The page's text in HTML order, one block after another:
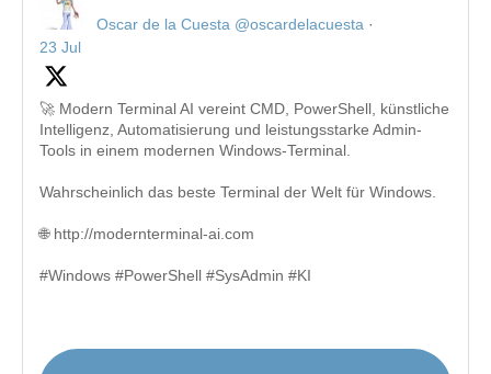
Oscar de la Cuesta @oscardelacuesta ·
23 Jul
🚀 Modern Terminal AI vereint CMD, PowerShell, künstliche
Intelligenz, Automatisierung und leistungsstarke Admin-
Tools in einem modernen Windows-Terminal.
Wahrscheinlich das beste Terminal der Welt für Windows.
🌐 http://modernterminal-ai.com
#Windows #PowerShell #SysAdmin #KI